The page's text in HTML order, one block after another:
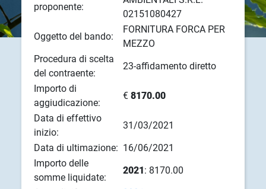
proponente:
02151080427
Oggetto del bando:
FORNITURA FORCA PER
MEZZO
Procedura di scelta
del contraente:
23-affidamento diretto
Importo di
aggiudicazione:
€ 8170.00
Data di effettivo
inizio:
31/03/2021
Data di ultimazione: 16/06/2021
Importo delle
somme liquidate:
2021: 8170.00